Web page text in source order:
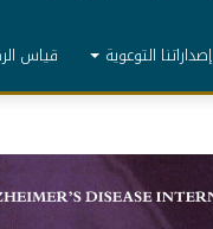
إصداراتنا التوعوية قياس